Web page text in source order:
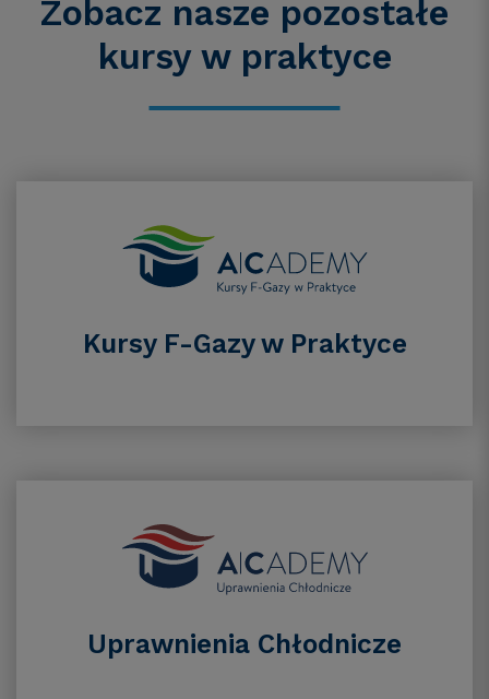
Zobacz nasze pozostałe
kursyw praktyce
Kursy F-Gazy w Praktyce
Uprawnienia Chłodnicze